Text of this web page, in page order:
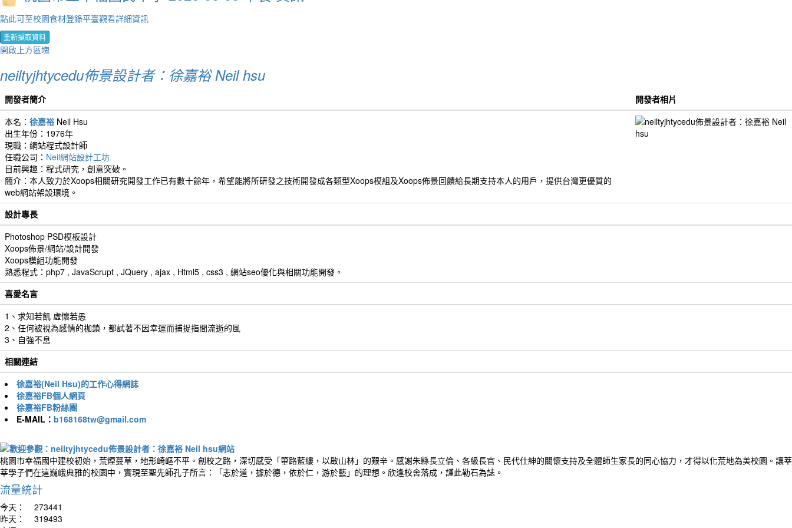
點此可至校園食材登錄平臺觀看詳細資訊
重新擷取資料
開啟上方區塊
neiltyjhtycedu佈景設計者：徐嘉裕 Neil hsu
開發者簡介
開發者相片
本名： 徐嘉裕 Neil Hsu
出生年份：1976年
現職：網站程式設計師
任職公司： Neil網站設計工坊
目前興趣：程式研究，創意突破。
簡介：本人致力於Xoops相關研究開發工作已有數十餘年，希望能將所研發之技術開發成各類型Xoops模組及Xoops佈景回饋給長期支持本人的用戶，提供台灣更優質的
web網站架設環境。
設計專長
Photoshop PSD模板設計
Xoops佈景/網站/設計開發
Xoops模組功能開發
熟悉程式：php7 , JavaScrupt , JQuery , ajax , Html5 , css3 , 網站seo優化與相關功能開發。
喜愛名言
1、求知若飢 虛懷若愚
2、任何被視為感情的枷鎖，都試著不因幸運而捕捉指間流逝的風
3、自強不息
相關連結
徐嘉裕(Neil Hsu)的工作心得網誌
徐嘉裕FB個人網頁
徐嘉裕FB粉絲團
E-MAIL： b168168tw@gmail.com
桃園市幸福國中建校初始，荒煙蔓草，地形崎嶇不平。創校之路，深切感受「篳路藍縷，以啟山林」的艱辛。感謝朱縣長立倫、各級長官、民代仕紳的關懷支持及全體師生家長的同心協力，才得以化荒地為美校園。讓莘
莘學子們在這巍峨典雅的校園中，實現至聖先師孔子所言：「志於道，據於德，依於仁，游於藝」的理想。欣逢校舍落成，謹此勒石為誌。
流量統計
今天：
273441
昨天：
319493